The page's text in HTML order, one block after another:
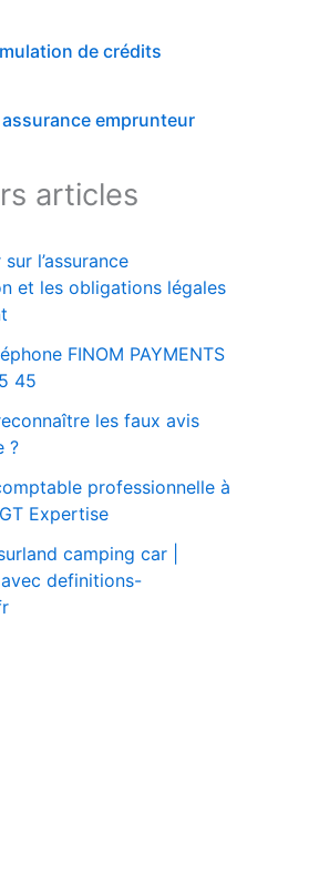
de crédits
emprunteur
articles
l’assurance
et les obligations légales
FINOM PAYMENTS
45
les faux avis
?
professionnelle à
Expertise
camping car |
definitions-